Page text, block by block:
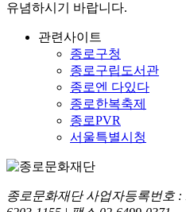
유념하시기 바랍니다.
관련사이트
종로구청
종로구립도서관
종로엔 다있다
종로한복축제
종로PVR
서울특별시청
종로문화재단 사업자등록번호 :